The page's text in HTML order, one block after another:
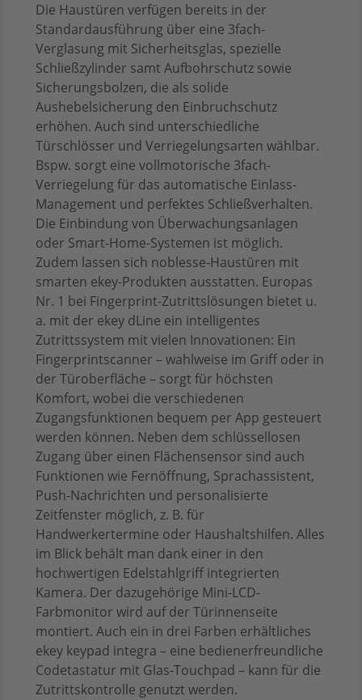
Die Haustüren verfügen bereits in der
Standardausführung über eine 3fach-
Verglasung mit Sicherheitsglas, spezielle
Schließzylinder samt Aufbohrschutz sowie
Sicherungsbolzen, die als solide
Aushebelsicherung den Einbruchschutz
erhöhen. Auch sind unterschiedliche
Türschlösser und Verriegelungsarten wählbar.
Bspw. sorgt eine vollmotorische 3fach-
Verriegelung für das automatische Einlass-
Management und perfektes Schließverhalten.
Die Einbindung von Überwachungsanlagen
oder Smart-Home-Systemen ist möglich.
Zudem lassen sich noblesse-Haustüren mit
smarten ekey-Produkten ausstatten. Europas
Nr. 1 bei Fingerprint-Zutrittslösungen bietet u.
a. mit der ekey dLine ein intelligentes
Zutrittssystem mit vielen Innovationen: Ein
Fingerprintscanner – wahlweise im Griff oder in
der Türoberfläche – sorgt für höchsten
Komfort, wobei die verschiedenen
Zugangsfunktionen bequem per App gesteuert
werden können. Neben dem schlüssellosen
Zugang über einen Flächensensor sind auch
Funktionen wie Fernöffnung, Sprachassistent,
Push-Nachrichten und personalisierte
Zeitfenster möglich, z. B. für
Handwerkertermine oder Haushaltshilfen. Alles
im Blick behält man dank einer in den
hochwertigen Edelstahlgriff integrierten
Kamera. Der dazugehörige Mini-LCD-
Farbmonitor wird auf der Türinnenseite
montiert. Auch ein in drei Farben erhältliches
ekey keypad integra – eine bedienerfreundliche
Codetastatur mit Glas-Touchpad – kann für die
Zutrittskontrolle genutzt werden.